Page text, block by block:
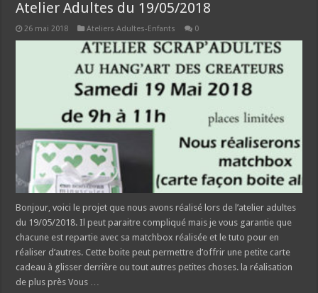
Atelier Adultes du 19/05/2018
26 mai 2018 Ateliers Adultes-Enfants 0
Bonjour, voici le projet que nous avons réalisé lors de l’atelier adultes
du 19/05/2018. Il peut paraitre compliqué mais je vous garantie que
chacune est repartie avec sa matchbox réalisée et le tuto pour en
réaliser d’autres. Cette boite peut permettre d’offrir une petite carte
cadeau à glisser derrière ou tout autres petites choses. la réalisation
de plus près Vous …